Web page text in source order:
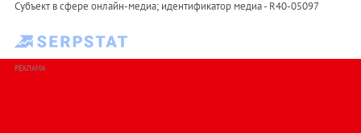
Субъект в сфере онлайн-медиа; идентификатор медиа - R40-05097
РЕКЛАМА